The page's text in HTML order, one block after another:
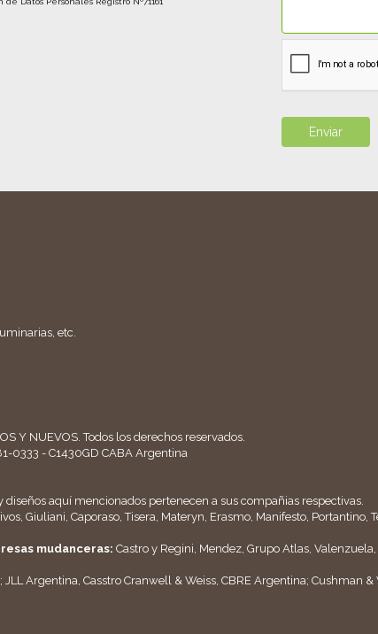
etc.
Y NUEVOS. Todos los derechos reservados.
0333 - C1430GD CABA Argentina
aquí mencionados pertenecen a sus compañias respectivas.
Giuliani, Caporaso, Tisera, Materyn, Erasmo, Manifesto, Portantino,
mudanceras: Castro y Regini, Mendez, Grupo Atlas,
Argentina, Casstro Cranwell & Weiss, CBRE Argentina; Cushman